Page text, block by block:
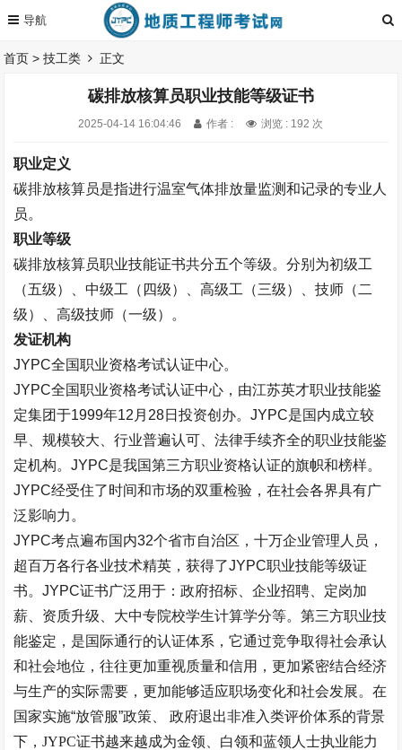
首页 >技工类 正文
碳排放核算员职业技能等级证书
2025-04-14 16:04:46 作者 : 浏览 : 192 次
职业定义
碳排放核算员是指进行温室气体排放量监测和记录的专业人
员。
职业等级
碳排放核算员职业技能证书共分五个等级。分别为初级工
（五级）、中级工（四级）、高级工（三级）、技师（二
级）、高级技师（一级）。
发证机构
JYPC全国职业资格考试认证中心。
JYPC全国职业资格考试认证中心，由江苏英才职业技能鉴
定集团于1999年12月28日投资创办。JYPC是国内成立较
早、规模较大、行业普遍认可、法律手续齐全的职业技能鉴
定机构。JYPC是我国第三方职业资格认证的旗帜和榜样。
JYPC经受住了时间和市场的双重检验，在社会各界具有广
泛影响力。
JYPC考点遍布国内32个省市自治区，十万企业管理人员，
超百万各行各业技术精英，获得了JYPC职业技能等级证
书。JYPC证书广泛用于：政府招标、企业招聘、定岗加
薪、资质升级、大中专院校学生计算学分等。第三方职业技
能鉴定，是国际通行的认证体系，它通过竞争取得社会承认
和社会地位，往往更加重视质量和信用，更加紧密结合经济
与生产的实际需要，更加能够适应职场变化和社会发展。在
国家实施“放管服”政策、
政府退出非准入类评价体系的背景
下，JYPC证书越来越成为金领、白领和蓝领人士执业能力